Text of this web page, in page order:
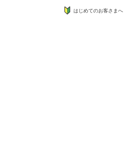
はじめてのお客さまへ